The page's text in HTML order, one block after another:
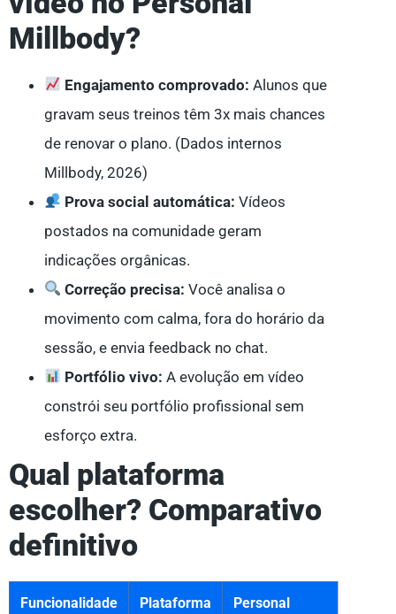
Millbody?
Engajamento comprovado: Alunos que
gravam seus treinos têm 3x mais chances
de renovar o plano. (Dados internos
Millbody, 2026)
Prova social automática: Vídeos
postados na comunidade geram
indicações orgânicas.
Correção precisa: Você analisa o
movimento com calma, fora do horário da
sessão, e envia feedback no chat.
Portfólio vivo: A evolução em vídeo
constrói seu portfólio profissional sem
esforço extra.
Qual plataforma
escolher? Comparativo
definitivo
Funcionalidade
Plataforma
Personal